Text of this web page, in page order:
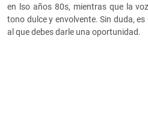
en lso años 80s, mientras que la
tono dulce y envolvente. Sin duda,
al que debes darle una oportunidad.